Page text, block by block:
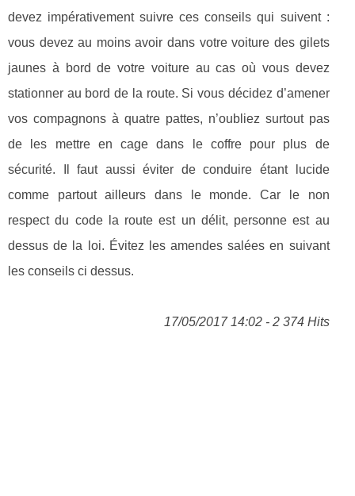
devez impérativement suivre ces conseils qui suivent :
vous devez au moins avoir dans votre voiture des gilets
jaunes à bord de votre voiture au cas où vous devez
stationner au bord de la route. Si vous décidez d’amener
vos compagnons à quatre pattes, n’oubliez surtout pas
de les mettre en cage dans le coffre pour plus de
sécurité. Il faut aussi éviter de conduire étant lucide
comme partout ailleurs dans le monde. Car le non
respect du code la route est un délit, personne est au
dessus de la loi. Évitez les amendes salées en suivant
les conseils ci dessus.
17/05/2017 14:02 - 2 374 Hits